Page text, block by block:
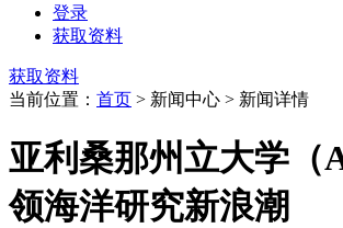
登录
获取资料
获取资料
当前位置： 首页 > 新闻中心 > 新闻详情
亚利桑那州立大学（
领海洋研究新浪潮